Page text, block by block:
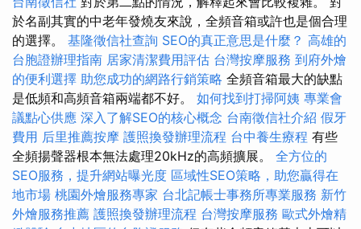
於名副其實的中老年發燒友來說，全頻音箱或許也是個合理
的選擇。 基隆徵信社查詢 SEO的真正意思是什麼？ 高雄的
台胞證辦理指南 居家清潔費用評估 台灣按摩服務 到府外燴
的便利選擇 助您成功的網路行銷策略 全頻音箱最大的缺點
是低頻和高頻音箱兩端都不好。 如何找到打掃阿姨 專業會
議點心供應 深入了解SEO的核心概念 台南徵信社介紹 假牙
費用 后里推薦按摩 護照換發辦理流程 台中養生療程 有些
全頻揚聲器根本無法處理20kHz的高頻擴展。 全方位的
SEO服務，提升網站曝光度 區域性SEO策略，助您贏得在
地市場 桃園外燴服務專家 台北記帳士事務所專業服務 新竹
外燴服務推薦 護照換發辦理流程 台灣按摩服務 歐式外燴精